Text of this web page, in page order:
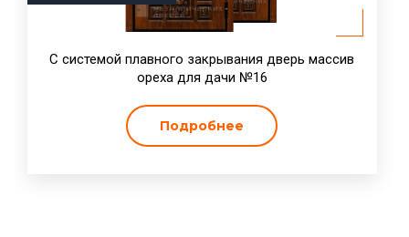
С системой плавного закрывания дверь массив
ореха для дачи №16
Подробнее